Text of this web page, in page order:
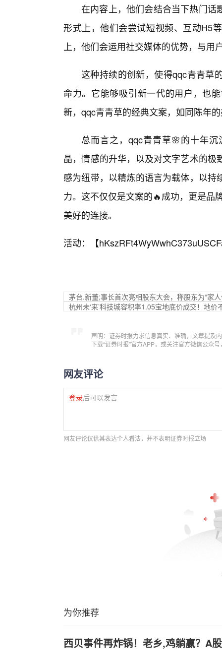
在内容上，他们会结合当下热门话
形式上，他们会尝试短视频、互动H5
上，他们会运用社交媒体的优势，与用
这种持续的创新，使得qqc青青草
命力。它能够吸引新一代的用户，也
新，qqc青青草的经典文案，如同陈年
总而言之，qqc青青草🌸的十年
晶，情感的升华，以及对文字艺术的
感为纽带，以精炼的语言为载体，以
力。这不仅仅是文案的🔥成功，更是品
美好的连接。
活动：【
茅台.新董;事长首次亮相股东大会，称股东为“家人
杭州未‘来’科技城容积率1.05宝地底价成交！地价
声明：证券时报力求信息真实、准确，文章提及
下载“证券时报”官方APP，或关注官方微信公众
网友评论
登录后可以发言
网友评论仅供其表达个人看法，并不表明证券时报立场
为你推荐
西贝事件再炸锅！老乡,鸡躺赢？A